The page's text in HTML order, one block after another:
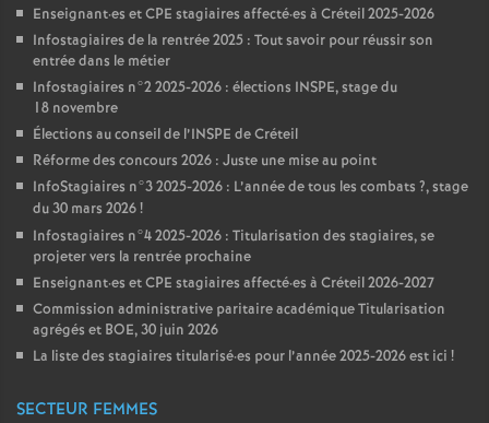
Enseignant·es etCPE stagiaires affecté·es à Créteil 2025-2026
Infostagiaires de la rentrée 2025 : Tout savoir pour réussir son
entrée dans le métier
Infostagiaires n°2 2025-2026 : élections INSPE, stage du
18 novembre
Élections au conseil de l’INSPE de Créteil
Réforme des concours 2026 : Juste une mise au point
InfoStagiaires n°3 2025-2026 : L’année de tous les combats ?, stage
du 30 mars 2026!
Infostagiaires n°4 2025-2026 : Titularisation des stagiaires, se
projeter vers la rentrée prochaine
Enseignant·es etCPE stagiaires affecté·es à Créteil 2026-2027
Commission administrative paritaire académique Titularisation
agrégés et BOE, 30 juin 2026
La liste des stagiaires titularisé·es pour l’année 2025-2026 est ici !
SECTEUR FEMMES